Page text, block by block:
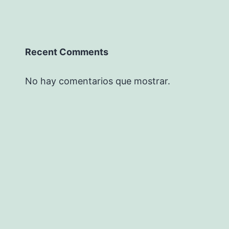
Recent Comments
No hay comentarios que mostrar.